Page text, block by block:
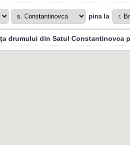
pina la
drumului din Satul Constantinovca